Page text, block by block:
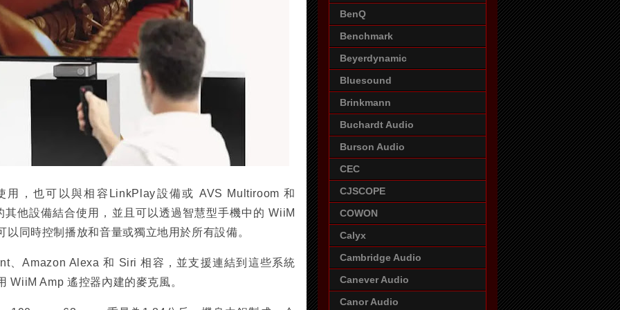
用，也可以與相容LinkPlay設備或 AVS Multiroom 和
他設備結合使用，並且可以透過智慧型手機中的 WiiM
同時控制播放和音量或獨立地用於所有設備。
、Amazon Alexa 和 Siri 相容，並支援連結到這些系統
WiiM Amp 遙控器內建的麥克風。
BenQ
Benchmark
Beyerdynamic
Bluesound
Brinkmann
Buchardt Audio
Burson Audio
CEC
CJSCOPE
COWON
Calyx
Cambridge Audio
Canever Audio
Canor Audio